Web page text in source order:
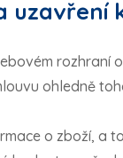
uzavření
rozhraní
ohledně
o zboží, a